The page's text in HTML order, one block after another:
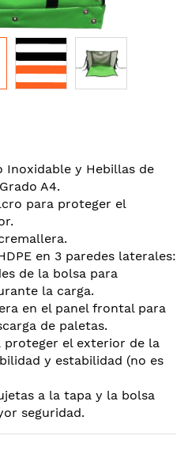
Inoxidable y Hebillas de
A4.
para proteger el
en 3 paredes laterales:
de la bolsa para
la carga.
en el panel frontal para
de paletas.
proteger el exterior de la
y estabilidad (no es
a la tapa y la bolsa
seguridad.